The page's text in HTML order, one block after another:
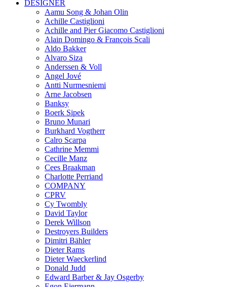
DESIGNER
Aamu Song & Johan Olin
Achille Castiglioni
Achille and Pier Giacomo Castiglioni
Alain Domingo & François Scali
Aldo Bakker
Alvaro Siza
Anderssen & Voll
Angel Jové
Antti Nurmesniemi
Arne Jacobsen
Banksy
Boerk Sipek
Bruno Munari
Burkhard Vogtherr
Calro Scarpa
Cathrine Memmi
Cecille Manz
Cees Braakman
Charlotte Perriand
COMPANY
CPRV
Cy Twombly
David Taylor
Derek Willson
Destroyers Builders
Dimitri Bähler
Dieter Rams
Dieter Waeckerlind
Donald Judd
Edward Barber & Jay Osgerby